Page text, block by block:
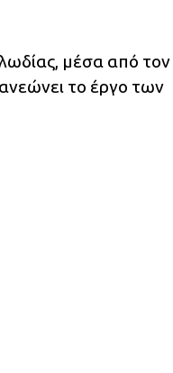
μέσα από τον
το έργο των